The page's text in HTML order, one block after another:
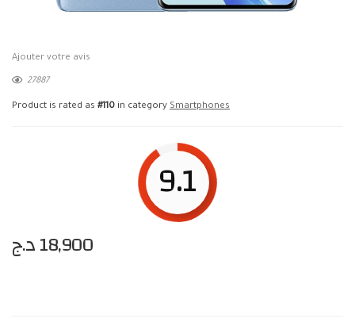
Ajouter votre avis
27887
Product is rated as #110 in category Smartphones
9.1
18,900د.ج